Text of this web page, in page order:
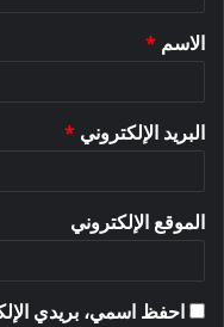
*
الاسم *
البريد الإلكتروني *
الموقع الإلكتروني
احفظ اسمي، بريدي